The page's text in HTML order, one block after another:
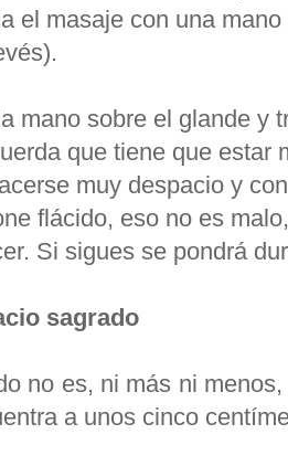
el masaje con una
mano sobre el glande y
que tiene que estar
muy despacio y
flácido, eso no es
Si sigues se pondrá
sagrado
no es, ni más ni
a unos cinco